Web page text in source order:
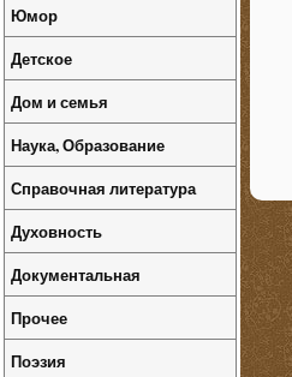
Юмор
Детское
Дом и семья
Наука, Образование
Справочная литература
Духовность
Документальная
Прочее
Поэзия